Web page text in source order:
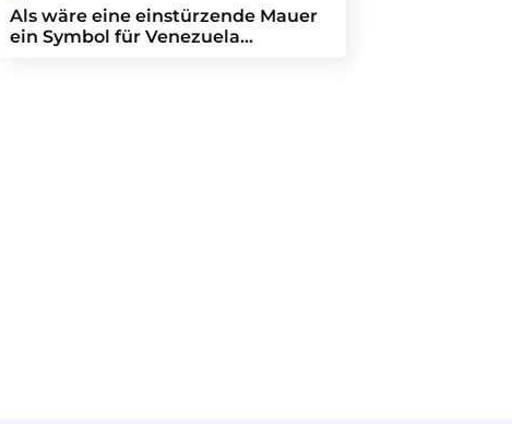
Als wäre eine einstürzende Mauer
ein Symbol für Venezuela…